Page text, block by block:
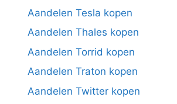
Aandelen Tesla kopen
Aandelen Thales kopen
Aandelen Torrid kopen
Aandelen Traton kopen
Aandelen Twitter kopen